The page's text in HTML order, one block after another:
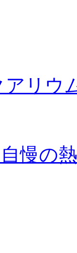
アリウ
慢の